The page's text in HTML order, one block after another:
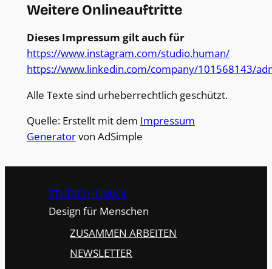
Weitere Onlineauftritte
Dieses Impressum gilt auch für
https://www.instagram.com/studio.human/
https://www.linkedin.com/company/101568143/
Alle Texte sind urheberrechtlich geschützt.
Quelle: Erstellt mit dem Impressum
Generatorvon AdSimple
STUDIO HUMAN
Design für Menschen
ZUSAMMEN ARBEITEN
NEWSLETTER